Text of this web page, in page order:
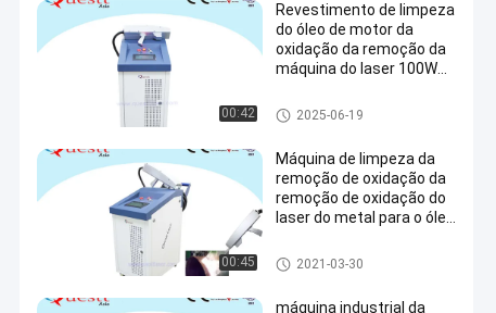
00:42
Revestimento de limpeza
do óleo de motor da
oxidação da remoção da
máquina do laser 100W
Máquina da limpeza do laser
2025-06-19
00:45
Máquina de limpeza da
remoção de oxidação da
remoção de oxidação do
laser do metal para o óleo
da pintura
Máquina da limpeza do laser
2021-03-30
máquina industrial da